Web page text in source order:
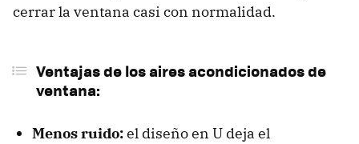
cerrar la ventana casi con normalidad.
Ventajas de los aires acondicionados de
ventana:
Menos ruido:el diseño en U deja el